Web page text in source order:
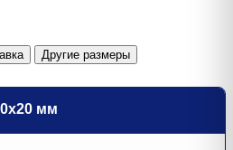
Другие размеры
мм